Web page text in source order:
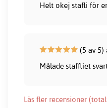
Helt okej stafli för
(5 av 5)
Målade staffliet
Läs fler recensioner